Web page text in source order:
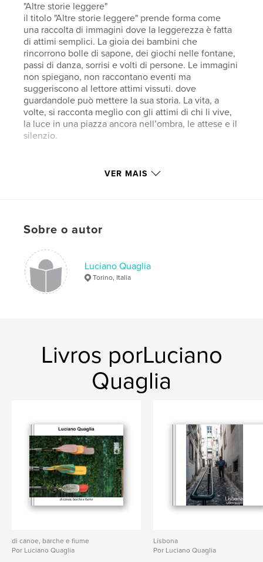
"Altre storie leggere"
il titolo "Altre storie leggere" prende forma come
una raccolta di immagini dove la leggerezza è fatta
di attimi semplici. La gioia dei bambini che
rincorrono bolle di sapone, dei giochi nelle fontane,
passi di danza, sorrisi e volti di persone. Le immagini
non spiegano, non raccontano eventi ma
suggeriscono al lettore attimi vissuti. dove
guardandole può mettere la sua storia. La vita, a
volte, si racconta meglio con gli attimi di chi li vive,
la luce in una piazza ancora nell’ombra, le attese e il
silenzio.
Características e detalhes
Opção de projeto:
Nº de páginas:
Data de publicação:jul 15, 2025
Idioma
Italian
VER MAIS
Sobre o autor
Luciano Quaglia
Torino, Italia
Livros porLuciano
Quaglia
di canoe, barche e fiume
Por Luciano Quaglia
Lisbona
Por Luciano Quaglia